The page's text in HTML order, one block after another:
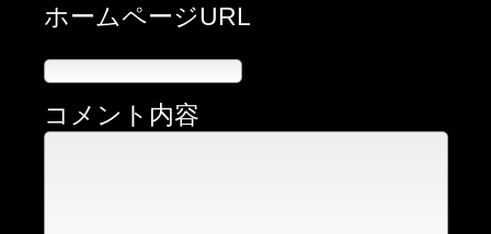
ホームページURL
コメント内容